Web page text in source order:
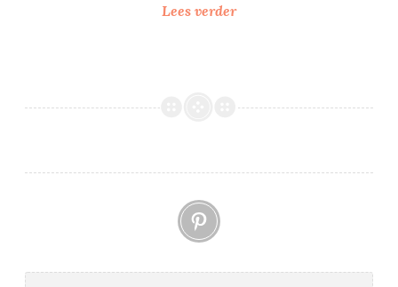
Lees verderD
p
Pinterest